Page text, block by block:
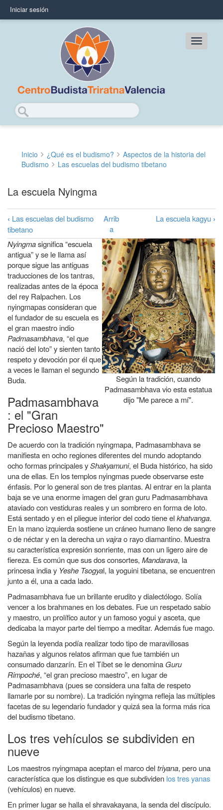
principal
User
Iniciar sesión
Main
Buscar
Sobrescribir
enlaces
de
ayuda
a
la
navegación
Inicio ¿Qué es el budismo?
Aspectos de la historia del
Budismo
Las escuelas del budismo tibetano
La escuela Nyingma
Enlaces
transversales
de
Book
para
La
escuela
Nyingma
‹ Las escuelas del budismo
tibetano
Arrib
a
La escuela kagyu ›
Según la tradición, cuando
Padmasambhava vio esta estatua
dijo "Me parece a mí".
Nyingmasignifica “escuela
antigua”y se le llama así
porque sigue las antiguas
traducciones de los tantras,
realizadas antes de la época
del rey Ralpachen. Los
nyingmapas consideran que
el fundador de su escuela es
el gran maestro indio
Padmasambhava, “el que
nació del loto” y sienten tanto
respeto y devoción por él que
a veces le llaman el segundo
Buda.
Padmasambhava
: el "Gran
Precioso Maestro"
De acuerdo con la tradición nyingmapa, Padmasambhava se
manifiesta en ocho regiones diferentes del mundo adoptando
ocho formas principales yShakyamuni, el Buda histórico, ha sido
una de ellas. En los templos nyingmas puede observarse este
énfasis. Por lo general son de tres plantas. Al entrar en la planta
baja se ve una enorme imagen del gran guru Padmasambhava
ataviado con vestiduras reales y un sombrero en forma de loto.
Está sentado y en el pliegue interior del codo tiene elkhatvanga.
En la mano izquierda sostiene un cráneo humano lleno de sangre
o de néctar y en la derecha un vajrao rayo diamantino. Muestra
su característica expresión sonriente, mas con un ligero aire de
fiereza. Es común que sus dos consortes, Mandarava, la
princesa india y Yeshe Tsogyal, la yoguini tibetana, se encuentren
junto a él, una a cada lado.
Padmasambhava fue un brillante erudito y dialectólogo. Solía
vencer a los brahmanes en los debates. Fue un respetado sabio
y maestro, un prolífico autor y un famoso yogui y asceta, que
dedicaba la mayor parte del tiempo a meditar. Además fue mago.
Según la leyenda podía realizar todo tipo de maravillosas
hazañas y algunos relatos afirman que fue también un
consumado danzarín. En el Tíbet se le denomina Guru
Rimpoché, “el gran precioso maestro”, en lugar de
Padmasambhava (pues se considera una falta de respeto
llamarle por su nombre). La tradición nyingma refleja las múltiples
facetas de su legendario fundador y quizá sea la forma más rica
del budismo tibetano.
Los tres vehículos se subdividen en
nueve
Los maestros nyingmapa aceptan el marco deltriyana, pero una
característica que los distingue es que subdividen los tres yanas
(vehículos) en nueve.
En primer lugar se hallael shravakayana, la senda del discípulo.